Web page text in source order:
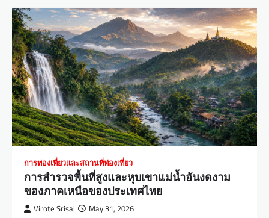
การท่องเที่ยวและสถานที่ท่องเที่ยว
การสำรวจพื้นที่สูงและหุบเขาแม่น้ำอันงดงาม
ของภาคเหนือของประเทศไทย
Virote Srisai May 31, 2026